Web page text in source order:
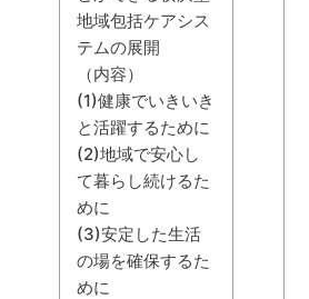
地域包括ケアシス
テムの展開
（内容）
(1)健康でいきいき
と活躍するために
(2)地域で安心し
て暮らし続けるた
めに
(3)安定した生活
の場を確保するた
めに